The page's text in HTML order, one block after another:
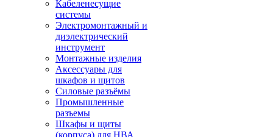
Кабеленесущие
системы
Электромонтажный и
диэлектрический
инструмент
Монтажные изделия
Аксессуары для
шкафов и щитов
Силовые разъёмы
Промышленные
разъемы
Шкафы и щиты
(корпуса) для НВА